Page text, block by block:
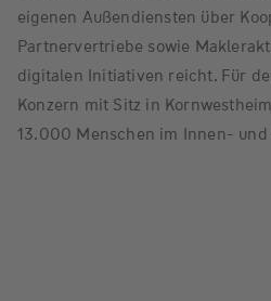
eigenen Außendiensten über
Partnervertriebe sowie
digitalen Initiativen reicht. Für
Konzern mit Sitz in
13.000 Menschen im Innen-